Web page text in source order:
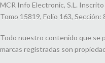
MCR Info Electronic, S.L.
Tomo 15819, Folio 163, Sección:
Todo nuestro contenido que se
marcas registradas son